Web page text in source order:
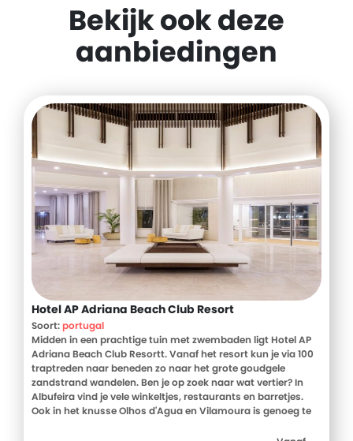
Bekijk ook deze
aanbiedingen
Hotel AP Adriana Beach Club Resort
Soort:portugal
Midden in een prachtige tuin met zwembaden ligt Hotel AP
Adriana Beach Club Resortt. Vanaf het resort kun je via 100
traptreden naar beneden zo naar het grote goudgele
zandstrand wandelen. Ben je op zoek naar wat vertier? In
Albufeira vind je vele winkeltjes, restaurants en barretjes.
Ook in het knusse Olhos d'Agua en Vilamoura is genoeg te